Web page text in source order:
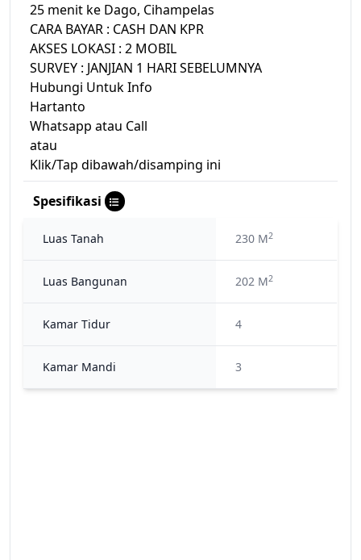
25 menit ke Dago, Cihampelas
CARA BAYAR : CASH DAN KPR
AKSES LOKASI : 2 MOBIL
SURVEY : JANJIAN 1 HARI SEBELUMNYA
Hubungi Untuk Info
Hartanto
Whatsapp atau Call
atau
Klik/Tap dibawah/disamping ini
Spesifikasi
Luas Tanah 230 M2
Luas Bangunan 202 M2
Kamar Tidur 4
Kamar Mandi 3